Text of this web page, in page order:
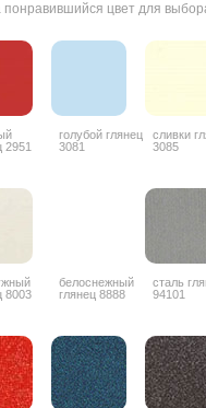
понравившийся цвет для
2951
голубой глянец
3081
сливки
3085
8003
белоснежный
глянец 8888
сталь
94101